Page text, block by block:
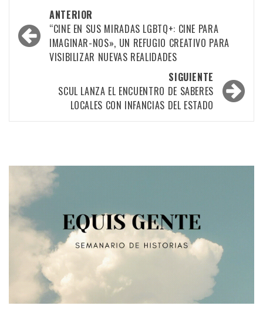
Navegación
por
las
ANTERIOR
“CINE EN SUS MIRADAS LGBTQ+: CINE PARA
IMAGINAR-NOS», UN REFUGIO CREATIVO PARA
VISIBILIZAR NUEVAS REALIDADES
SIGUIENTE
SCUL LANZA EL ENCUENTRO DE SABERES
LOCALES CON INFANCIAS DEL ESTADO